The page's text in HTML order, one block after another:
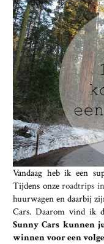
Vandaag heb ik een
Tijdens onze roadtrips
huurwagen en daarbij
Cars. Daarom vind ik
Sunny Cars kunnen
winnen voor een